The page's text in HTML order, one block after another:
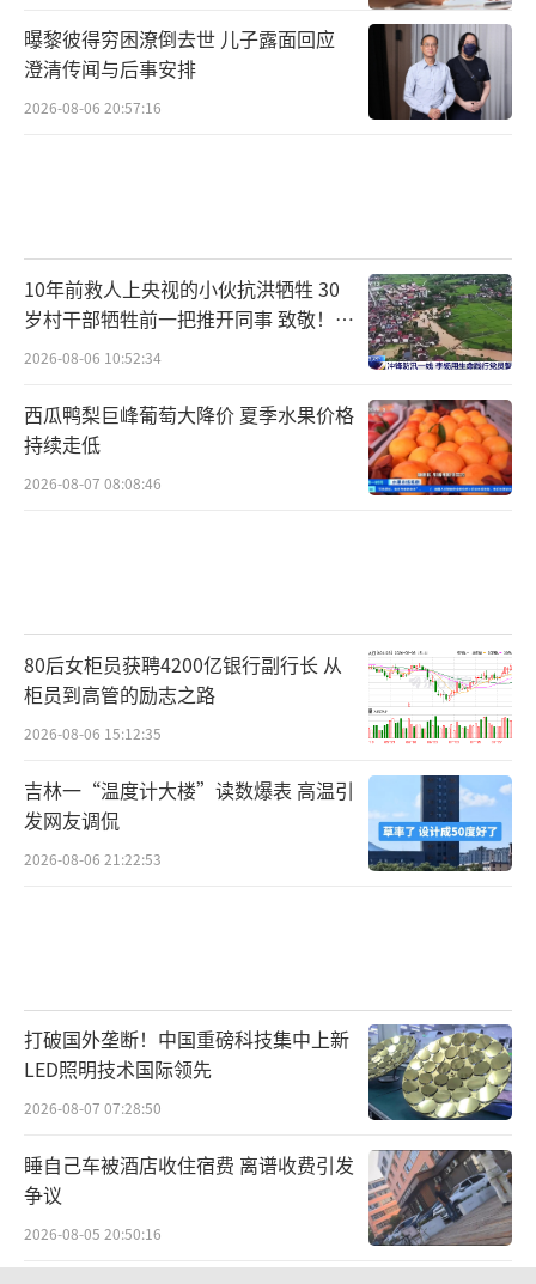
曝黎彼得穷困潦倒去世 儿子露面回应
澄清传闻与后事安排
2026-08-06 20:57:16
10年前救人上央视的小伙抗洪牺牲 30
岁村干部牺牲前一把推开同事 致敬！送
别！
2026-08-06 10:52:34
西瓜鸭梨巨峰葡萄大降价 夏季水果价格
持续走低
2026-08-07 08:08:46
80后女柜员获聘4200亿银行副行长 从
柜员到高管的励志之路
2026-08-06 15:12:35
吉林一“温度计大楼”读数爆表 高温引
发网友调侃
2026-08-06 21:22:53
打破国外垄断！中国重磅科技集中上新
LED照明技术国际领先
2026-08-07 07:28:50
睡自己车被酒店收住宿费 离谱收费引发
争议
2026-08-05 20:50:16